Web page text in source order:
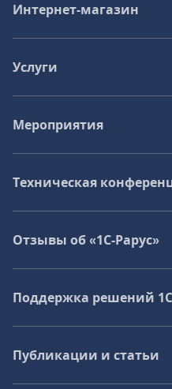
Интернет-магазин
Услуги
Мероприятия
Техническая
Отзывы об «1С-Рарус»
Поддержка решений 1С
Публикации и статьи